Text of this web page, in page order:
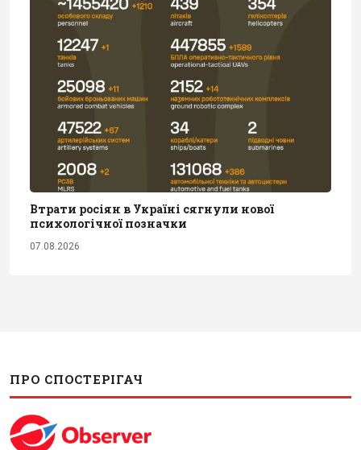
Втрати росіян в Україні сягнули нової
психологічної позначки
07.08.2026
ПРО СПОСТЕРІГАЧ